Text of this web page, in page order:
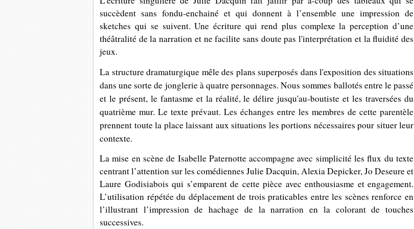
succèdent sans fondu-enchainé et qui donnent à l’ensemble une impression de
sketches qui se suivent. Une écriture qui rend plus complexe la perception d’une
théâtralité de la narration et ne facilite sans doute pas l'interprétation et la fluidité des
jeux.
La structure dramaturgique mêle des plans superposés dans l'exposition des situations
dans une sorte de jonglerie à quatre personnages. Nous sommes ballotés entre le passé
et le présent, le fantasme et la réalité, le délire jusqu'au-boutiste et les traversées du
quatrième mur. Le texte prévaut. Les échanges entre les membres de cette parentèle
prennent toute la place laissant aux situations les portions nécessaires pour situer leur
contexte.
La mise en scène de Isabelle Paternotte accompagne avec simplicité les flux du texte
centrant l’attention sur les comédiennes Julie Dacquin, Alexia Depicker, Jo Deseure et
Laure Godisiabois qui s’emparent de cette pièce avec enthousiasme et engagement.
L’utilisation répétée du déplacement de trois praticables entre les scènes renforce en
l’illustrant l’impression de hachage de la narration en la colorant de touches
successives.